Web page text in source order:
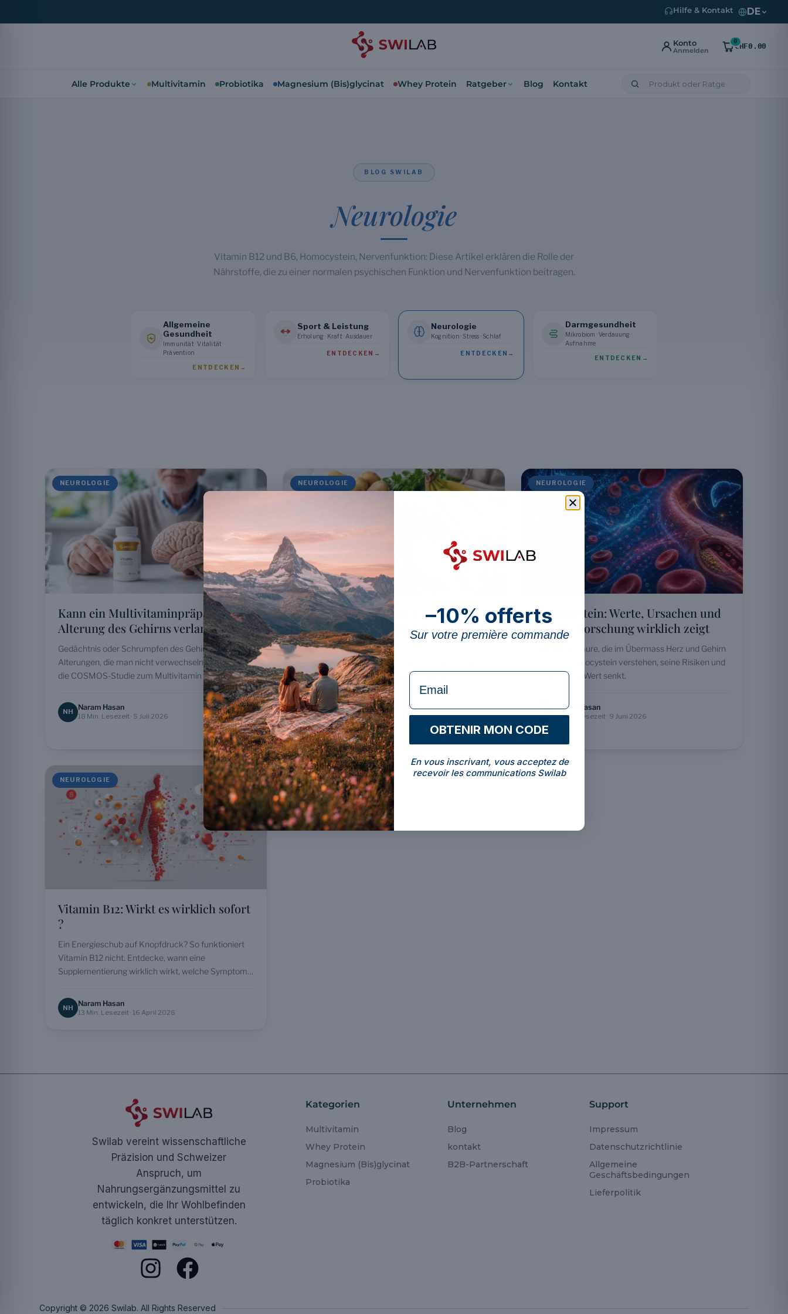
Hilfe & Kontakt DE
Konto
Anmelden
0
CHF0.00
Alle Produkte Multivitamin Probiotika Magnesium (Bis)glycinat Whey Protein Ratgeber Blog Kontakt
BLOG SWILAB
Neurologie
Vitamin B12 und B6, Homocystein, Nervenfunktion: Diese Artikel erklären die Rolle der
Nährstoffe, die zu einer normalen psychischen Funktion und Nervenfunktion beitragen.
Allgemeine
Gesundheit
Immunität · Vitalität ·
Prävention
ENTDECKEN →
Sport & Leistung
Erholung · Kraft · Ausdauer
ENTDECKEN →
Neurologie
Kognition · Stress · Schlaf
ENTDECKEN →
Darmgesundheit
Mikrobiom · Verdauung ·
Aufnahme
ENTDECKEN →
NEUROLOGIE
Kann ein Multivitaminpräparat die
Alterung des Gehirns verlangsamen?
Gedächtnis oder Schrumpfen des Gehirns: zwei
Alterungen, die man nicht verwechseln sollte. Was
die COSMOS-Studie zum Multivitamin wirklich zeigt,
NH Naram Hasan
18 Min. Lesezeit · 5 Juli 2026
NEUROLOGIE
Vitamin B6: In welchen
Lebensmitteln steckt es (und wie viel
braucht man)?
Die besten Lebensmittel mit viel Vitamin B6, Ihr
tatsächlicher Tagesbedarf und wann ein Präparat
sinnvoll ergänzt.
NH Naram Hasan
14 Min. Lesezeit · 10 Juni 2026
NEUROLOGIE
Homocystein: Werte, Ursachen und
was die Forschung wirklich zeigt
Eine Aminosäure, die im Übermass Herz und Gehirn
bedroht: Homocystein verstehen, seine Risiken und
wie man den Wert senkt.
NH Naram Hasan
16 Min. Lesezeit · 9 Juni 2026
NEUROLOGIE
Vitamin B12: Wirkt es wirklich sofort
?
Ein Energieschub auf Knopfdruck? So funktioniert
Vitamin B12 nicht. Entdecke, wann eine
Supplementierung wirklich wirkt, welche Symptome
NH Naram Hasan
13 Min. Lesezeit · 16 April 2026
Swilab vereint wissenschaftliche
Präzision und Schweizer
Anspruch, um
Nahrungsergänzungsmittel zu
entwickeln, die Ihr Wohlbefinden
täglich konkret unterstützen.
Kategorien
Multivitamin
Whey Protein
Magnesium (Bis)glycinat
Probiotika
Unternehmen
Blog
kontakt
B2B-Partnerschaft
Support
Impressum
Datenschutzrichtlinie
Allgemeine
Geschäftsbedingungen
Lieferpolitik
Copyright © 2026 Swilab. All Rights Reserved
–10% offerts
Sur votre première commande
formulaire Email
OBTENIR MON CODE
En vous inscrivant, vous acceptez de
recevoir les communications Swilab